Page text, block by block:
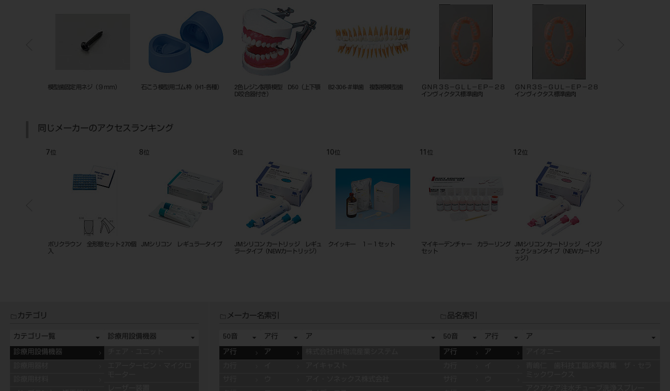
模型歯固定用ネジ（９ｍｍ） 石こう模型用ゴム枠（H1-各種）
2色レジン製顎模型 D50（上下顎
D咬合器付き）
B2-306-＃単歯 複製根模型歯
ＧＮＲ３Ｓ－ＧＬＬ－ＥＰ－２８
インヴィクタス標準歯肉
ＧＮＲ３Ｓ－ＧＵＬ－ＥＰ－２８
インヴィクタス標準歯肉
同じメーカーのアクセスランキング
7 位
ポリクラウン 全形態セット 270個
入
8位
JMシリコン レギュラータイプ
9位
JMシリコン カートリッジ レギュ
ラータイプ（NEWカートリッジ）
10位
クイッキー １－１セット
11 位
マイキーデンチャー カラーリング
セット
12 位
JMシリコン カートリッジ インジ
ェクションタイプ（NEWカートリ
ッジ）
カテゴリ
カテゴリ一覧
診療用設備機器
診療用設備機器
メーカー名索引
50音
ア行
ア行
ア
ア
品名索引
50音
ア行
ア行
ア
ア